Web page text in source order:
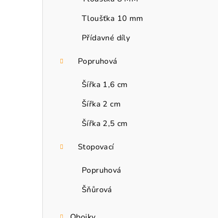
Tloušťka 10 mm
Přídavné díly
Popruhová
Šířka 1,6 cm
Šířka 2 cm
Šířka 2,5 cm
Stopovací
Popruhová
Šňůrová